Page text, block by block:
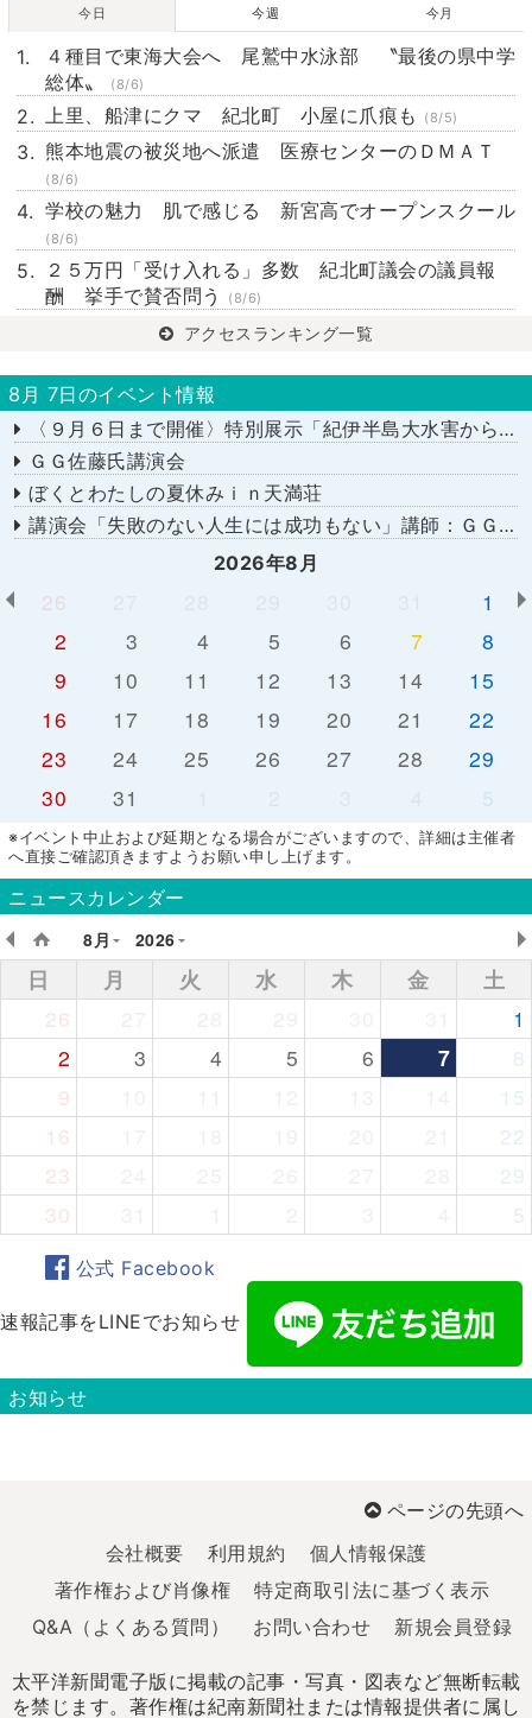
今日 今週 今月
４種目で東海大会へ 尾鷲中水泳部 〝最後の県中学
総体〟
(8/6)
上里、船津にクマ 紀北町 小屋に爪痕も (8/5)
熊本地震の被災地へ派遣 医療センターのＤＭＡＴ
(8/6)
学校の魅力 肌で感じる 新宮高でオープンスクール
(8/6)
２５万円「受け入れる」多数 紀北町議会の議員報
酬 挙手で賛否問う
(8/6)
アクセスランキング一覧
8月 7日のイベント情報
〈９月６日まで開催〉特別展示「紀伊半島大水害から１５年－あの日を忘れない－」
ＧＧ佐藤氏講演会
ぼくとわたしの夏休みｉｎ天満荘
講演会「失敗のない人生には成功もない」講師：ＧＧ佐藤さん
2026年8月
26
1
2
3 4 5 6 7
8
9
10 11 12 13 14
15
16
17 18 19 20 21
22
23
24 25 26 27 28
29
30
31 5
※イベント中止および延期となる場合がございますので、詳細は主催者
へ直接ご確認頂きますようお願い申し上げます。
ニュースカレンダー
8月
2026
日 月 火 水 木 金
土
26
1
2
3 4 5 6 7
8
9
15
16
22
23
29
30
5
公式 Facebook
速報記事をLINEでお知らせ
お知らせ
ページの先頭へ
会社概要
利用規約
個人情報保護
著作権および肖像権
特定商取引法に基づく表示
Q&A（よくある質問）
お問い合わせ 新規会員登録
太平洋新聞電子版に掲載の記事・写真・図表など無断転載
を禁じます。著作権は紀南新聞社または情報提供者に属し